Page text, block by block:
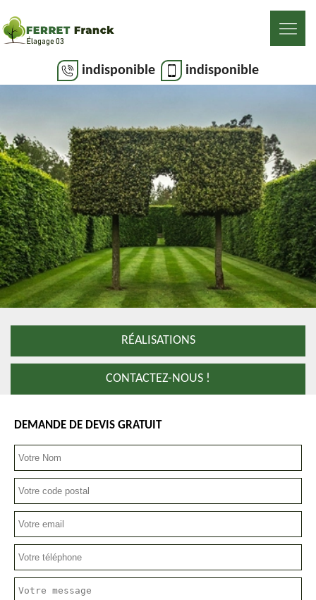
indisponible indisponible
RÉALISATIONS
CONTACTEZ-NOUS !
DEMANDE DE DEVIS GRATUIT